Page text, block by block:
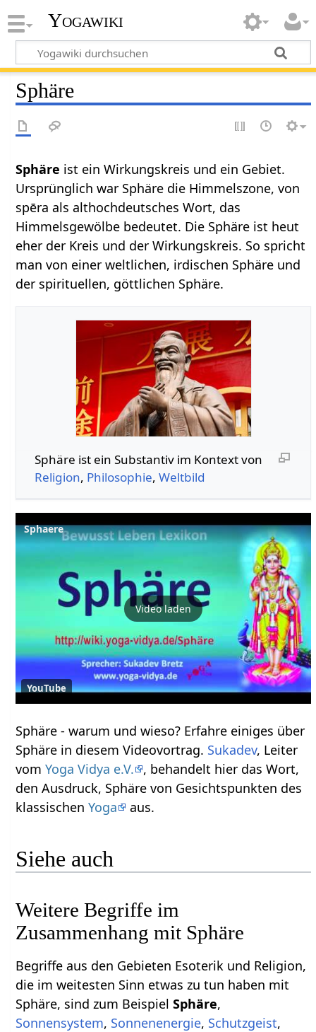
Yogawiki
Sphäre
ist ein Wirkungskreis und ein Gebiet.
Ursprünglich war Sphäre die Himmelszone, von
spēra als althochdeutsches Wort, das
Himmelsgewölbe bedeutet. Die Sphäre ist heut
eher der Kreis und der Wirkungskreis. So spricht
man von einer weltlichen, irdischen Sphäre und
der spirituellen, göttlichen Sphäre.
Sphäre‏‎ ist ein Substantiv im Kontext von
Religion, Philosophie, Weltbild
Sphaere
Video laden
YouTube
Sphäre‏‎ - warum und wieso? Erfahre einiges über
Sphäre‏‎ in diesem Videovortrag. Sukadev, Leiter
vomYoga Vidya e.V.
, behandelt hier das Wort,
den Ausdruck, Sphäre‏‎ von Gesichtspunkten des
klassischenYoga aus.
Siehe auch
Weitere Begriffe im
Begriffe aus den Gebieten Esoterik und Religion,
die im weitesten Sinn etwas zu tun haben mit
Sphäre‏‎, sind zum Beispiel
,
, ,
,